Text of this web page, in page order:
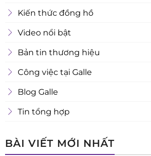
Kiến thức đồng hồ
Video nổi bật
Bản tin thương hiệu
Công việc tại Galle
Blog Galle
Tin tổng hợp
BÀI VIẾT MỚI NHẤT